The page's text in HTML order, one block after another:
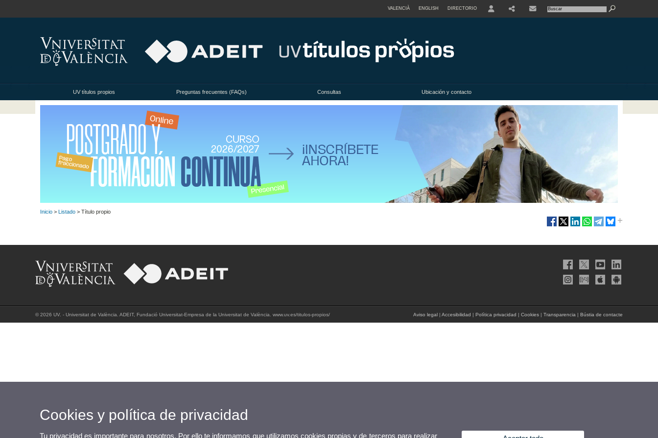
VALENCIÀ ENGLISH DIRECTORIO
UV títulos propios Preguntas frecuentes (FAQs) Consultas Ubicación y contacto
Inicio > Listado > Título propio
© 2026 UV. - Universitat de València. ADEIT, Fundació Universitat-Empresa de la Universitat de València. www.uv.es/titulos-propios/ Aviso legal | Accesibilidad | Política privacidad | Cookies | Transparencia | Bústia de contacte
Cookies y política de privacidad
Tu privacidad es importante para nosotros. Por ello te informamos que utilizamos cookies propias y de terceros para realizar